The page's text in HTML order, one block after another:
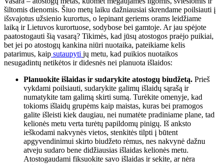
šiltomis dienomis. Šiuo metų laiku dažniausiai skrendame poilsiauti į
išsvajotus užsienio kurortus, o lepinant geriems orams leidžiame
laiką ir Lietuvos kurortuose, sodybose bei gamtoje. Ar jau spėjote
paatostogauti šią vasarą? Tikimės, kad jūsų atostogos praėjo puikiai,
bet jei po atostogų kankina niūri nuotaika, pateikiame kelis
patarimus, kaip sutaupyti jų metu, kad puikios nuotaikos
nesugadintų netikėtos ir didesnės nei planuota išlaidos:
Planuokite išlaidas ir sudarykite atostogų biudžetą. Prieš
vykdami poilsiauti, sudarykite galimų išlaidų sąrašą ir
numatykite tam galimą skirti sumą. Turėkite omenyje, kad
tokioms išlaidų grupėms kaip maistas, kuras bei pramogos
galite išleisti kiek daugiau, nei numatėte pradiniame plane, tad
kelionės metu verta turėtų papildomų pinigų. Iš anksto
ieškodami nakvynės vietos, stenkitės tilpti į būtent
apgyvendinimui skirto biudžeto rėmus, nes nakvynė dažnu
atveju sudaro bene didžiausias išlaidas kelionės metu.
Atostogaudami fiksuokite savo išlaidas ir sekite, ar nėra